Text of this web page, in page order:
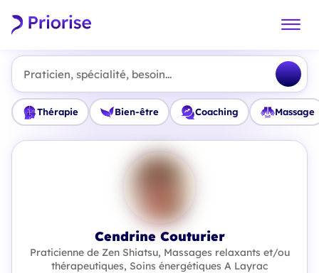
Praticien, spécialité, besoin...
Thérapie Bien-être Coaching Massage
Cendrine Couturier
Praticienne de Zen Shiatsu, Massages relaxants et/ou
thérapeutiques, Soins énergétiques A Layrac